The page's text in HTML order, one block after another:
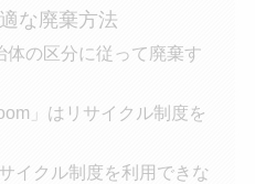
な廃棄方法
体の区分に従って廃棄す
」はリサイクル制度を
イクル制度を利用できな